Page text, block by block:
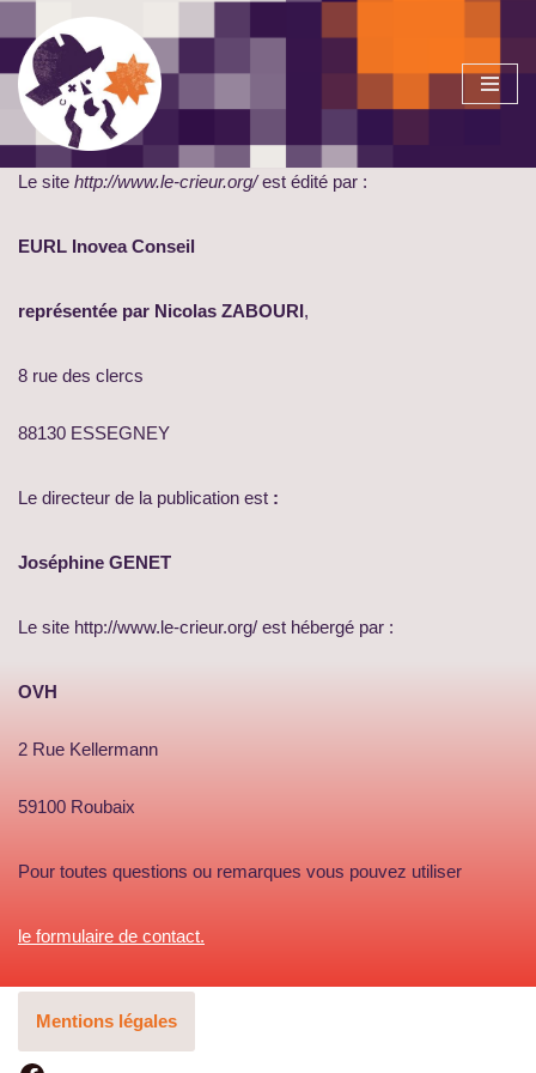
Aller
au
contenu
Le site http://www.le-crieur.org/est édité par :
EURL Inovea Conseil
représentée par Nicolas ZABOURI,
8 rue des clercs
88130 ESSEGNEY
Le directeur de la publication est :
Joséphine GENET
Le site http://www.le-crieur.org/ est hébergé par :
OVH
2 Rue Kellermann
59100 Roubaix
Pour toutes questions ou remarques vous pouvez utiliser
le formulaire de contact.
Mentions légales